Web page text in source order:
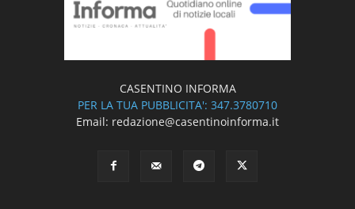
CASENTINO INFORMA
PER LA TUA PUBBLICITA': 347.3780710
Email: redazione@casentinoinforma.it